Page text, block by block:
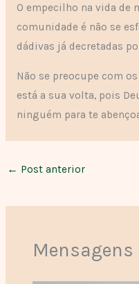
O empecilho na vida de
comunidade é não se
dádivas já decretadas
Não se preocupe com
está a sua volta, pois
ninguém para te
← Post anterior